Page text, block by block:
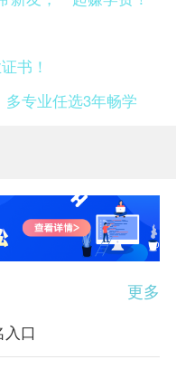
书！
专业任选3年畅学
更多
口